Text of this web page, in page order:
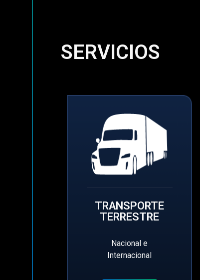
SERVICIOS
TRANSPORTE
TERRESTRE
Nacional e
Internacional